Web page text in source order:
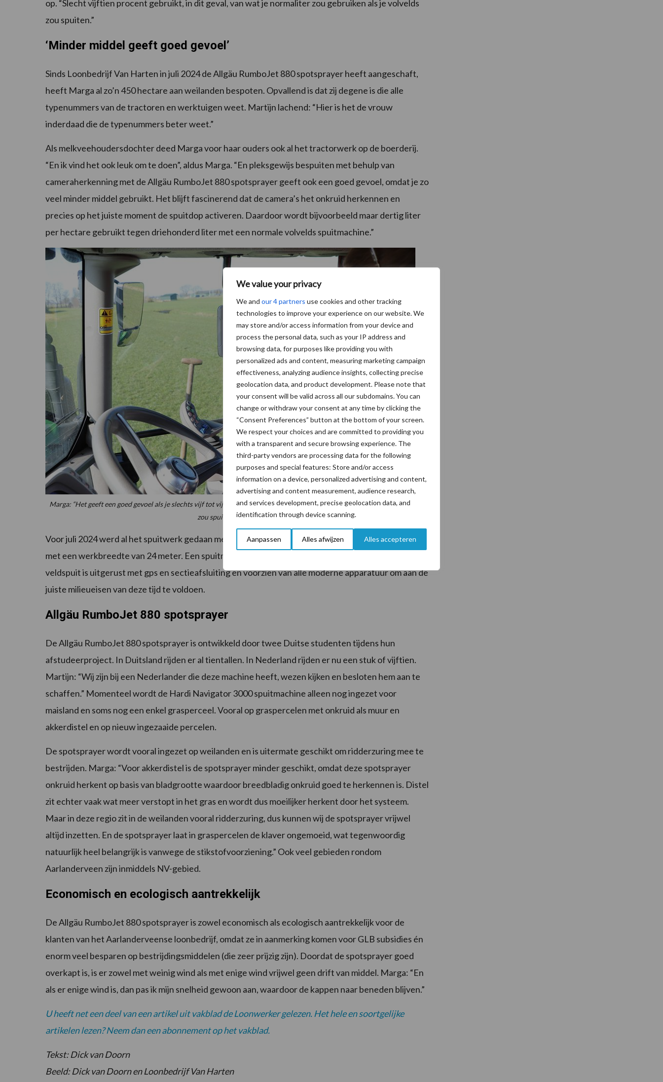
We value your privacy
We and our 4 partners use cookies and other tracking
technologies to improve your experience on our website. We
may store and/or access information from your device and
process the personal data, such as your IP address and
browsing data, for purposes like providing you with
personalized ads and content, measuring marketing campaign
effectiveness, analyzing audience insights, collecting precise
geolocation data, and product development. Please note that
your consent will be valid across all our subdomains. You can
change or withdraw your consent at any time by clicking the
“Consent Preferences” button at the bottom of your screen.
We respect your choices and are committed to providing you
with a transparent and secure browsing experience. The
third-party vendors are processing data for the following
purposes and special features: Store and/or access
information on a device, personalized advertising and content,
advertising and content measurement, audience research,
and services development, precise geolocation data, and
identification through device scanning.
Aanpassen Alles afwijzen Alles accepteren
op. “Slecht vijftien procent gebruikt, in dit geval, van wat je normaliter zou gebruiken als je volvelds
zou spuiten.”
‘Minder middel geeft goed gevoel’
Sinds Loonbedrijf Van Harten in juli 2024 de Allgäu RumboJet 880 spotsprayer heeft aangeschaft,
heeft Marga al zo’n 450 hectare aan weilanden bespoten. Opvallend is dat zij degene is die alle
typenummers van de tractoren en werktuigen weet. Martijn lachend: “Hier is het de vrouw
inderdaad die de typenummers beter weet.”
Als melkveehoudersdochter deed Marga voor haar ouders ook al het tractorwerk op de boerderij.
“En ik vind het ook leuk om te doen”, aldus Marga. “En pleksgewijs bespuiten met behulp van
cameraherkenning met de Allgäu RumboJet 880 spotsprayer geeft ook een goed gevoel, omdat je zo
veel minder middel gebruikt. Het blijft fascinerend dat de camera’s het onkruid herkennen en
precies op het juiste moment de spuitdop activeren. Daardoor wordt bijvoorbeeld maar dertig liter
per hectare gebruikt tegen driehonderd liter met een normale volvelds spuitmachine.”
Marga: “Het geeft een goed gevoel als je slechts vijf tot vijftien procent gebruikt van wat je normaliter met een volvelds spuit
zou spuiten aan middelen.”
Voor juli 2024 werd al het spuitwerk gedaan met een Hardi Navigator 3000 volvelds spuitmachine
met een werkbreedte van 24 meter. Een spuitmachine die het bedrijf nog steeds gebruikt. De Hardi
veldspuit is uitgerust met gps en sectieafsluiting en voorzien van alle moderne apparatuur om aan de
juiste milieueisen van deze tijd te voldoen.
Allgäu RumboJet 880 spotsprayer
De Allgäu RumboJet 880 spotsprayer is ontwikkeld door twee Duitse studenten tijdens hun
afstudeerproject. In Duitsland rijden er al tientallen. In Nederland rijden er nu een stuk of vijftien.
Martijn: “Wij zijn bij een Nederlander die deze machine heeft, wezen kijken en besloten hem aan te
schaffen.” Momenteel wordt de Hardi Navigator 3000 spuitmachine alleen nog ingezet voor
maisland en soms nog een enkel grasperceel. Vooral op graspercelen met onkruid als muur en
akkerdistel en op nieuw ingezaaide percelen.
De spotsprayer wordt vooral ingezet op weilanden en is uitermate geschikt om ridderzuring mee te
bestrijden. Marga: “Voor akkerdistel is de spotsprayer minder geschikt, omdat deze spotsprayer
onkruid herkent op basis van bladgrootte waardoor breedbladig onkruid goed te herkennen is. Distel
zit echter vaak wat meer verstopt in het gras en wordt dus moeilijker herkent door het systeem.
Maar in deze regio zit in de weilanden vooral ridderzuring, dus kunnen wij de spotsprayer vrijwel
altijd inzetten. En de spotsprayer laat in graspercelen de klaver ongemoeid, wat tegenwoordig
natuurlijk heel belangrijk is vanwege de stikstofvoorziening.” Ook veel gebieden rondom
Aarlanderveen zijn inmiddels NV-gebied.
Economisch en ecologisch aantrekkelijk
De Allgäu RumboJet 880 spotsprayer is zowel economisch als ecologisch aantrekkelijk voor de
klanten van het Aarlanderveense loonbedrijf, omdat ze in aanmerking komen voor GLB subsidies én
enorm veel besparen op bestrijdingsmiddelen (die zeer prijzig zijn). Doordat de spotsprayer goed
overkapt is, is er zowel met weinig wind als met enige wind vrijwel geen drift van middel. Marga: “En
als er enige wind is, dan pas ik mijn snelheid gewoon aan, waardoor de kappen naar beneden blijven.”
U heeft net een deel van een artikel uit vakblad de Loonwerker gelezen. Het hele en soortgelijke
artikelen lezen? Neem dan een abonnement op het vakblad.
Tekst: Dick van Doorn
Beeld: Dick van Doorn en Loonbedrijf Van Harten